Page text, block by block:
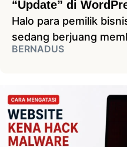
“Update” di
Halo para pemilik
sedang berjuang
BERNADUS